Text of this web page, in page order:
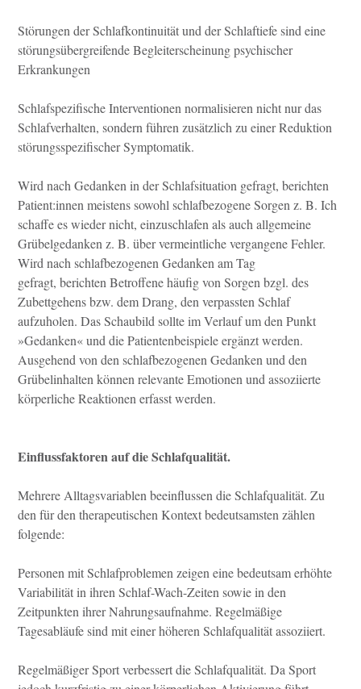
Störungen der Schlafkontinuität und der Schlaftiefe sind eine
störungsübergreifende Begleiterscheinung psychischer
Erkrankungen
Schlafspezifische Interventionen normalisieren nicht nur das
Schlafverhalten, sondern führen zusätzlich zu einer Reduktion
störungsspezifischer Symptomatik.
Wird nach Gedanken in der Schlafsituation gefragt, berichten
Patient:innen meistens sowohl schlafbezogene Sorgen z. B. Ich
schaffe es wieder nicht, einzuschlafen als auch allgemeine
Grübelgedanken z. B. über vermeintliche vergangene Fehler.
Wird nach schlafbezogenen Gedanken am Tag
gefragt, berichten Betroffene häufig von Sorgen bzgl. des
Zubettgehens bzw. dem Drang, den verpassten Schlaf
aufzuholen. Das Schaubild sollte im Verlauf um den Punkt
»Gedanken« und die Patientenbeispiele ergänzt werden.
Ausgehend von den schlafbezogenen Gedanken und den
Grübelinhalten können relevante Emotionen und assoziierte
körperliche Reaktionen erfasst werden.
Einflussfaktoren auf die Schlafqualität.
Mehrere Alltagsvariablen beeinflussen die Schlafqualität. Zu
den für den therapeutischen Kontext bedeutsamsten zählen
folgende:
Personen mit Schlafproblemen zeigen eine bedeutsam erhöhte
Variabilität in ihren Schlaf-Wach-Zeiten sowie in den
Zeitpunkten ihrer Nahrungsaufnahme. Regelmäßige
Tagesabläufe sind mit einer höheren Schlafqualität assoziiert.
Regelmäßiger Sport verbessert die Schlafqualität. Da Sport